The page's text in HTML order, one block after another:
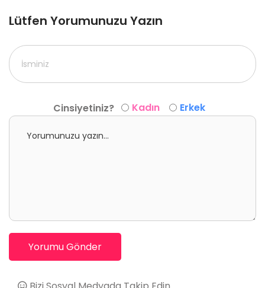
Lütfen Yorumunuzu Yazın
Cinsiyetiniz? Kadın Erkek
Yorumu Gönder